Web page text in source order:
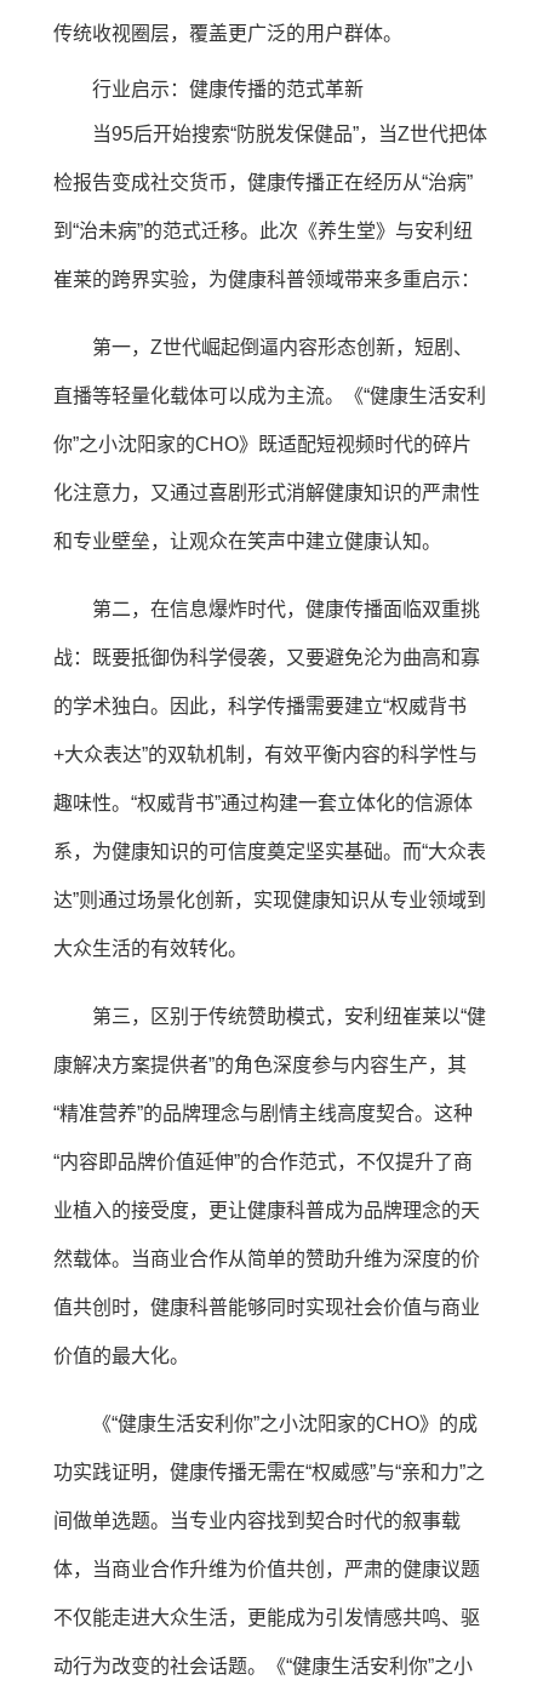
传统收视圈层，覆盖更广泛的用户群体。
行业启示：健康传播的范式革新
当95后开始搜索“防脱发保健品”，当Z世代把体
检报告变成社交货币，健康传播正在经历从“治病”
到“治未病”的范式迁移。此次《养生堂》与安利纽
崔莱的跨界实验，为健康科普领域带来多重启示：
第一，Z世代崛起倒逼内容形态创新，短剧、
直播等轻量化载体可以成为主流。《“健康生活安利
你”之小沈阳家的CHO》既适配短视频时代的碎片
化注意力，又通过喜剧形式消解健康知识的严肃性
和专业壁垒，让观众在笑声中建立健康认知。
第二，在信息爆炸时代，健康传播面临双重挑
战：既要抵御伪科学侵袭，又要避免沦为曲高和寡
的学术独白。因此，科学传播需要建立“权威背书
+大众表达”的双轨机制，有效平衡内容的科学性与
趣味性。“权威背书”通过构建一套立体化的信源体
系，为健康知识的可信度奠定坚实基础。而“大众表
达”则通过场景化创新，实现健康知识从专业领域到
大众生活的有效转化。
第三，区别于传统赞助模式，安利纽崔莱以“健
康解决方案提供者”的角色深度参与内容生产，其
“精准营养”的品牌理念与剧情主线高度契合。这种
“内容即品牌价值延伸”的合作范式，不仅提升了商
业植入的接受度，更让健康科普成为品牌理念的天
然载体。当商业合作从简单的赞助升维为深度的价
值共创时，健康科普能够同时实现社会价值与商业
价值的最大化。
《“健康生活安利你”之小沈阳家的CHO》的成
功实践证明，健康传播无需在“权威感”与“亲和力”之
间做单选题。当专业内容找到契合时代的叙事载
体，当商业合作升维为价值共创，严肃的健康议题
不仅能走进大众生活，更能成为引发情感共鸣、驱
动行为改变的社会话题。《“健康生活安利你”之小